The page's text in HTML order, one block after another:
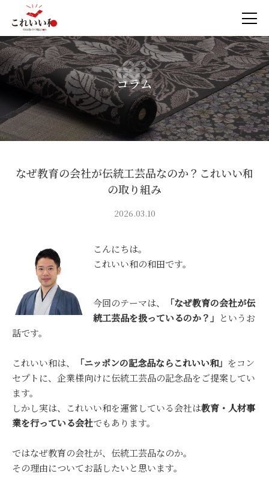
コラム
なぜ教育の会社が伝統工芸品なのか？これいい和
の取り組み
2026.03.10
こんにちは。
これいい和の和田です。
今回のテーマは、
「なぜ教育の会社が伝
統工芸品を扱っているのか？」 というお
話です。
これいい和は、 「ニッポンの記念品ならこれいい和」 をコン
セプトに、企業様向けに伝統工芸品の記念品をご提案してい
ます。
しかし実は、これいい和を運営している会社は教育・人材事
業を行っている会社でもあります。
ではなぜ教育の会社が、伝統工芸品なのか。
その理由についてお話したいと思います。